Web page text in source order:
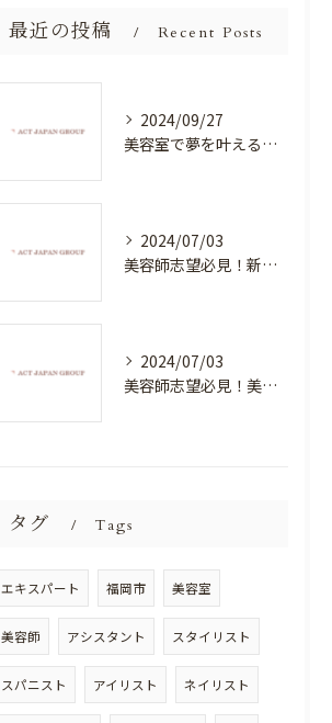
最近の投稿 Recent Posts
2024/09/27
美容室で夢を叶える！自分を磨く新たなチャンス
2024/07/03
美容師志望必見！新たな価値を創造する美容室でハイレベルな技術を学べる環境
2024/07/03
美容師志望必見！美容室NEWSTANDARDで最高のスキルアップを目指そう！
タグ Tags
エキスパート 福岡市 美容室
美容師 アシスタント スタイリスト
スパニスト アイリスト ネイリスト